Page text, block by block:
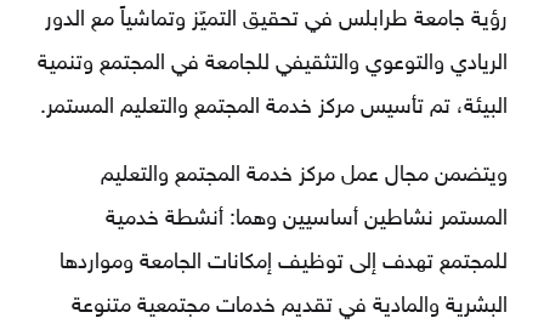
رؤية جامعة طرابلس في تحقيق التميّز وتماشياً مع الدور
الريادي والتوعوي والتثقيفي للجامعة في المجتمع وتنمية
البيئة، تم تأسيس مركز خدمة المجتمع والتعليم المستمر.
ويتضمن مجال عمل مركز خدمة المجتمع والتعليم
المستمر نشاطين أساسيين وهما: أنشطة خدمية
للمجتمع تهدف إلى توظيف إمكانات الجامعة ومواردها
البشرية والمادية في تقديم خدمات مجتمعية متنوعة